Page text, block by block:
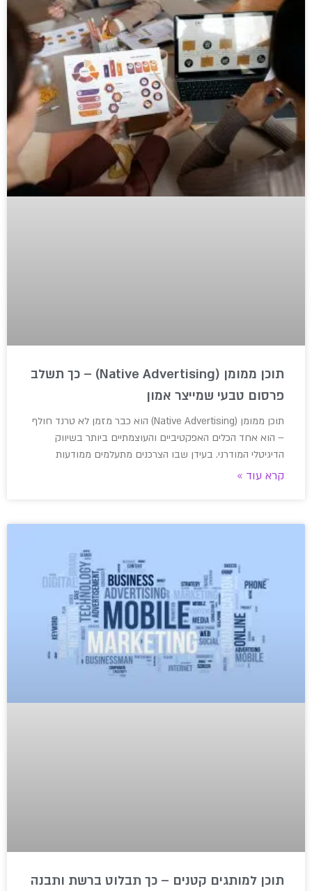
תוכן ממומן (Native Advertising) – כך תשלב
פרסום טבעי שמייצר אמון
תוכן ממומן (Native Advertising) הוא כבר מזמן לא טרנד חולף
– הוא אחד הכלים האפקטיביים והעוצמתיים ביותר בשיווק
הדיגיטלי המודרני. בעידן שבו הצרכנים מתעלמים ממודעות
קרא עוד »
תוכן למותגים קטנים – כך תבלוט ברשת ותבנה